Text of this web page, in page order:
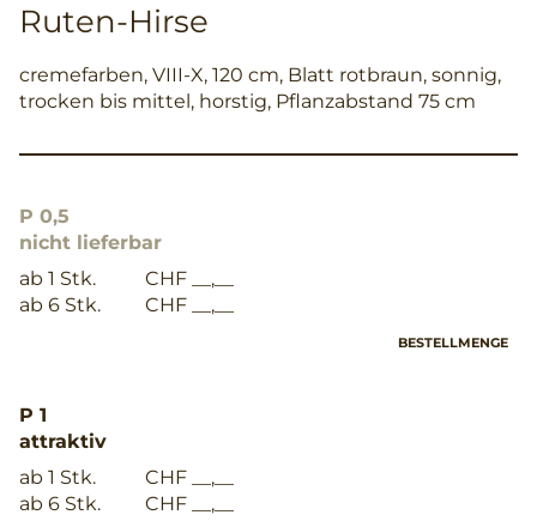
Ruten-Hirse
cremefarben, VIII-X, 120 cm, Blatt rotbraun, sonnig,
trocken bis mittel, horstig, Pflanzabstand 75 cm
P 0,5
nicht lieferbar
ab 1 Stk.
CHF __,__
ab 6 Stk.
CHF __,__
BESTELLMENGE
P 1
attraktiv
ab 1 Stk.
CHF __,__
ab 6 Stk.
CHF __,__